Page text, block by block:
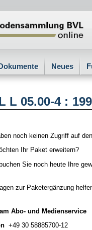
Neues
L 05.00-4 :
noch keinen Zugriff auf
Ihr Paket erweitern?
Sie noch heute Ihre
zur Paketergänzung
Abo- und Medienservice
+49 30 58885700-12